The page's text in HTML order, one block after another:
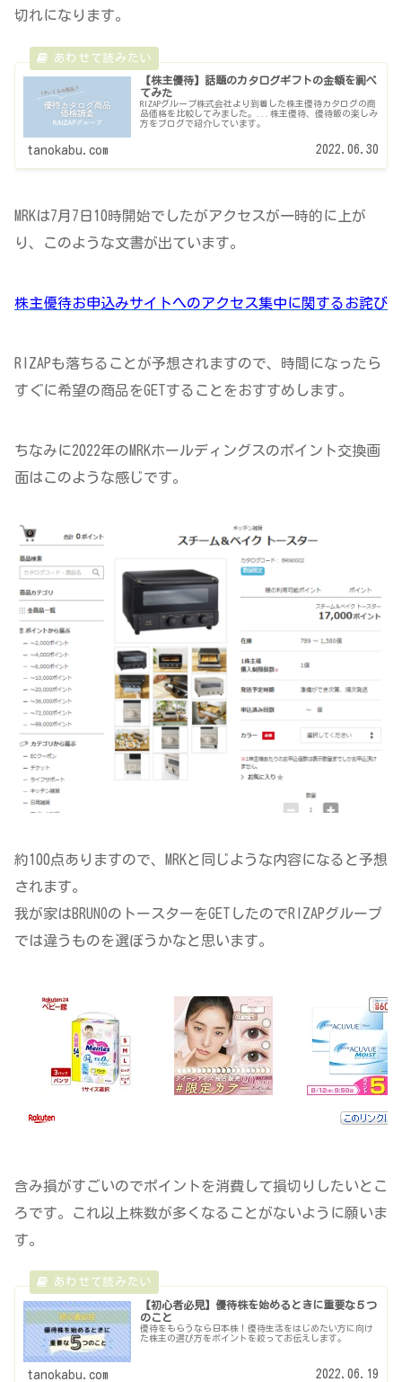
切れになります。
【株主優待】話題のカタログギフトの金額を調べ
てみた
RIZAPグループ株式会社より到着した株主優待カタログの商
品価格を比較してみました。...株主優待、優待飯の楽しみ
方をブログで紹介しています。
tanokabu.com 2022.06.30
MRKは7月7日10時開始でしたがアクセスが一時的に上が
り、このような文書が出ています。
株主優待お申込みサイトへのアクセス集中に関するお詫び
RIZAPも落ちることが予想されますので、時間になったら
すぐに希望の商品をGETすることをおすすめします。
ちなみに2022年のMRKホールディングスのポイント交換画
面はこのような感じです。
約100点ありますので、MRKと同じような内容になると予想
されます。
我が家はBRUNOのトースターをGETしたのでRIZAPグループ
では違うものを選ぼうかなと思います。
含み損がすごいのでポイントを消費して損切りしたいとこ
ろです。これ以上株数が多くなることがないように願いま
す。
【初心者必見】優待株を始めるときに重要な５つ
のこと
優待をもらうなら日本株！優待生活をはじめたい方に向け
た株主の選び方をポイントを絞ってお伝えします。
tanokabu.com 2022.06.19